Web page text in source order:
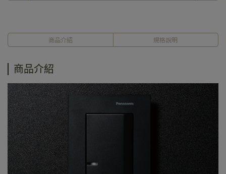
商品介紹 規格說明
商品介紹